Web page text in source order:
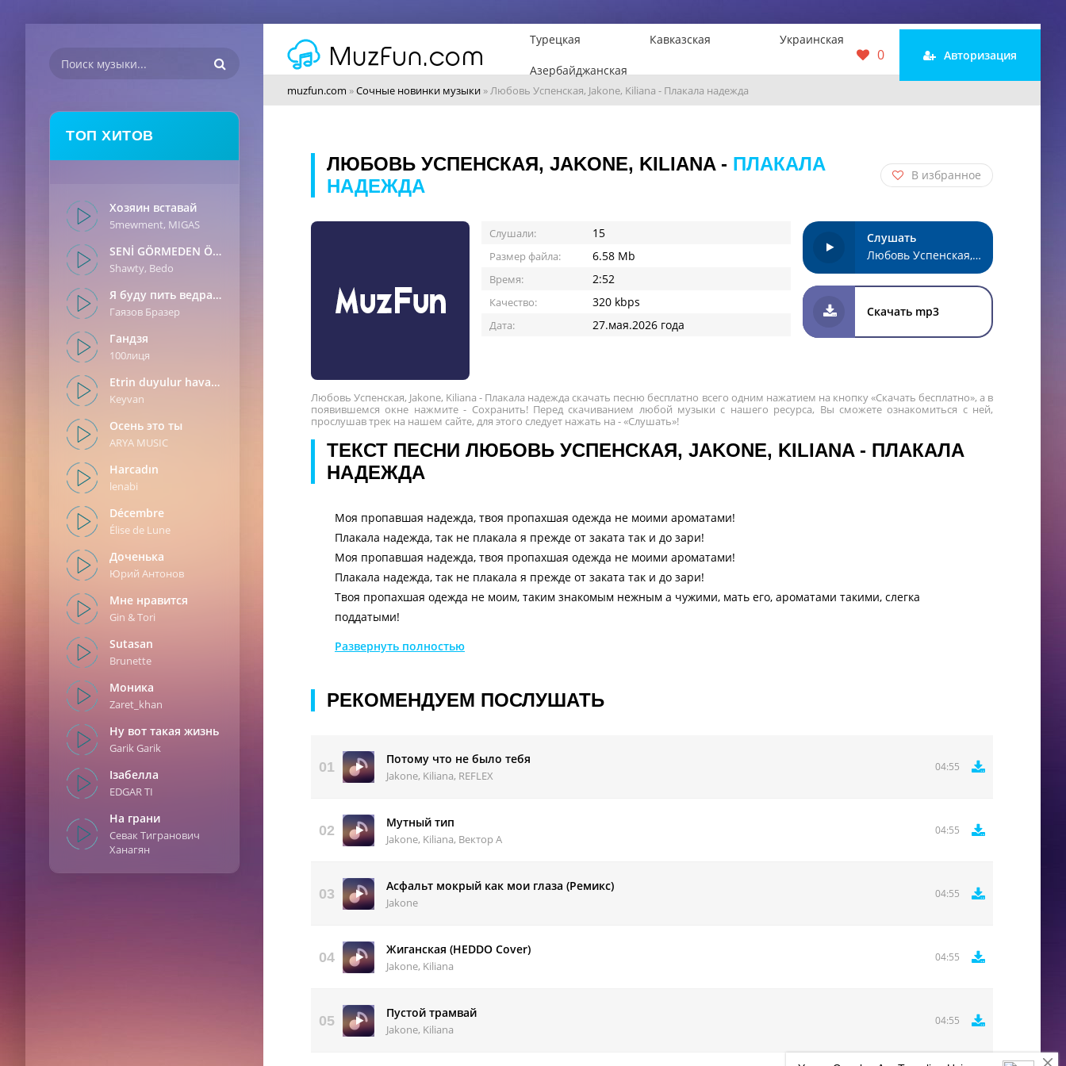
ТОП ХИТОВ
Хозяин вставай
5mewment, MIGAS
SENİ GÖRMEDEN ÖNCE
Shawty, Bedo
Я буду пить ведрами
Гаязов Бразер
Гандзя
100лиця
Etrin duyulur havada
Keyvan
Oсень это ты
ARYA MUSIC
Harcadın
lenabi
Décembre
Élise de Lune
Доченька
Юрий Антонов
Мне нравится
Gin & Tori
Sutasan
Brunette
Моника
Zaret_khan
Ну вот такая жизнь
Garik Garik
Ізабелла
EDGAR TI
На грани
Севак Тигранович
Ханагян
Турецкая Кавказская Украинская
Азербайджанская
0 Авторизация
muzfun.com »Сочные новинки музыки » Любовь Успенская, Jakone, Kiliana - Плакала надежда
ЛЮБОВЬ УСПЕНСКАЯ, JAKONE, KILIANA - ПЛАКАЛА
НАДЕЖДА
В избранное
Слушали: 15
Размер файла: 6.58 Mb
Время: 2:52
Качество: 320 kbps
Дата: 27.мая.2026 года
Слушать
Любовь Успенская, Jakone, Kiliana - Плакала надежда
Скачать mp3
Любовь Успенская, Jakone, Kiliana - Плакала надежда скачать песню бесплатно всего одним нажатием на кнопку «Скачать бесплатно», а в
появившемся окне нажмите - Сохранить! Перед скачиванием любой музыки с нашего ресурса, Вы сможете ознакомиться с ней,
прослушав трек на нашем сайте, для этого следует нажать на - «Слушать»!
ТЕКСТ ПЕСНИ ЛЮБОВЬ УСПЕНСКАЯ, JAKONE, KILIANA - ПЛАКАЛА
НАДЕЖДА
Моя пропавшая надежда, твоя пропахшая одежда не моими ароматами!
Плакала надежда, так не плакала я прежде от заката так и до зари!
Моя пропавшая надежда, твоя пропахшая одежда не моими ароматами!
Плакала надежда, так не плакала я прежде от заката так и до зари!
Твоя пропахшая одежда не моим, таким знакомым нежным а чужими, мать его, ароматами такими, слегка
поддатыми!
Я в десять сплю уже сама крепко, без тебя, ты тусовался в центре обнимал, целовал, наверно, не меня!
Развернуть полностью
РЕКОМЕНДУЕМ ПОСЛУШАТЬ
01
Потому что не было тебя
Jakone, Kiliana, REFLEX
04:55
02
Мутный тип
Jakone, Kiliana, Вектор А
04:55
03
Асфальт мокрый как мои глаза (Ремикс)
Jakone
04:55
04
Жиганская (HEDDO Cover)
Jakone, Kiliana
04:55
05
Пустой трамвай
Jakone, Kiliana
04:55